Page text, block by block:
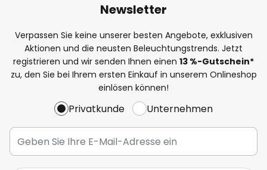
Newsletter
Verpassen Sie keine unserer besten Angebote, exklusiven
Aktionen und die neusten Beleuchtungstrends. Jetzt
registrieren und wir senden Ihnen einen 13 %-Gutschein*
zu, den Sie bei Ihrem ersten Einkauf in unserem Onlineshop
einlösen können!
Privatkunde Unternehmen